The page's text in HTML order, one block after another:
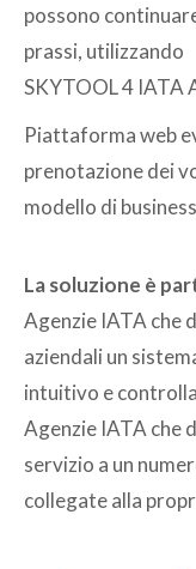
possono
prassi, utilizzando
SKYTOOL 4 IATA
Piattaforma web
prenotazione dei
modello di
La soluzione è
Agenzie IATA che
aziendali un
intuitivo e
Agenzie IATA che
servizio a un
collegate alla